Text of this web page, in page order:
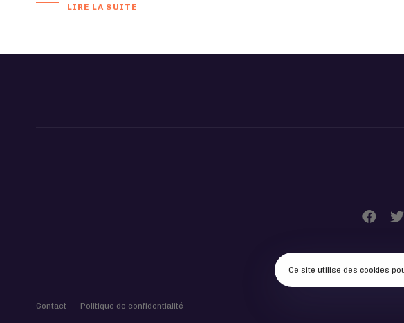
LIRE LA SUITE
Contact Politique de confidentialité
Ce site utilise des cookies